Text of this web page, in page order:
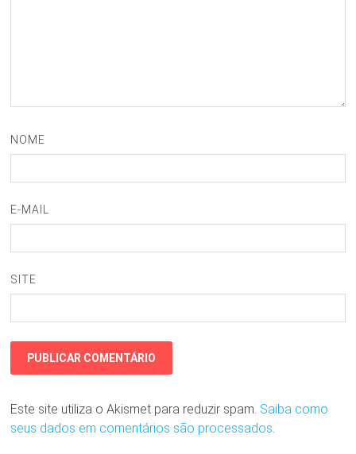
NOME
E-MAIL
SITE
Este site utiliza o Akismet para reduzir spam. Saiba como
seus dados em comentários são processados.